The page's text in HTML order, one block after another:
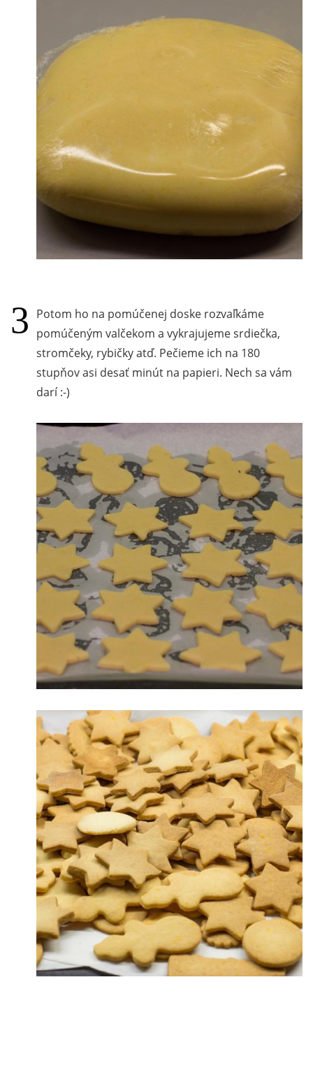
Potom ho na pomúčenej doske rozvaľkáme
pomúčeným valčekom a vykrajujeme srdiečka,
stromčeky, rybičky atď. Pečieme ich na 180
stupňov asi desať minút na papieri. Nech sa vám
darí :-)